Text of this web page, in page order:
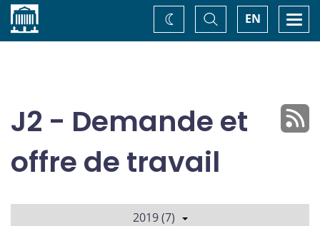
Accueil EN
Basculer
la
recherche
Changez
de
J2 - Demande et
offre de travail
2019 (7)